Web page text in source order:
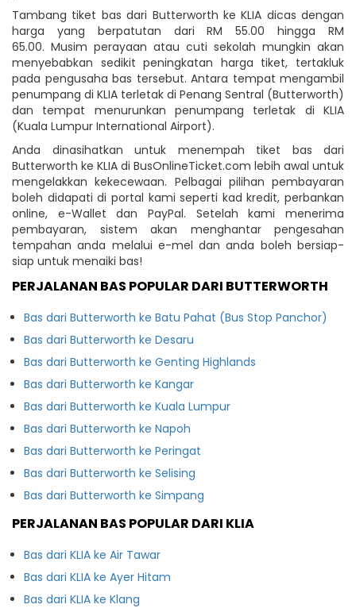
Tambang tiket bas dari Butterworth ke KLIA dicas dengan
harga yang berpatutan dari RM 55.00 hingga RM
65.00. Musim perayaan atau cuti sekolah mungkin akan
menyebabkan sedikit peningkatan harga tiket, tertakluk
pada pengusaha bas tersebut. Antara tempat mengambil
penumpang di KLIA terletak di Penang Sentral (Butterworth)
dan tempat menurunkan penumpang terletak di KLIA
(Kuala Lumpur International Airport).
Anda dinasihatkan untuk menempah tiket bas dari
Butterworth ke KLIA di BusOnlineTicket.com lebih awal untuk
mengelakkan kekecewaan. Pelbagai pilihan pembayaran
boleh didapati di portal kami seperti kad kredit, perbankan
online, e-Wallet dan PayPal. Setelah kami menerima
pembayaran, sistem akan menghantar pengesahan
tempahan anda melalui e-mel dan anda boleh bersiap-
siap untuk menaiki bas!
PERJALANAN BAS POPULAR DARI BUTTERWORTH
Bas dari Butterworth ke Batu Pahat (Bus Stop Panchor)
Bas dari Butterworth ke Desaru
Bas dari Butterworth ke Genting Highlands
Bas dari Butterworth ke Kangar
Bas dari Butterworth ke Kuala Lumpur
Bas dari Butterworth ke Napoh
Bas dari Butterworth ke Peringat
Bas dari Butterworth ke Selising
Bas dari Butterworth ke Simpang
PERJALANAN BAS POPULAR DARI KLIA
Bas dari KLIA ke Air Tawar
Bas dari KLIA ke Ayer Hitam
Bas dari KLIA ke Klang